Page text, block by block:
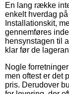
En lang række
enkelt hverdag
Installationskit,
gennemføres
hensynstagen til
klar før de
Nogle
men oftest er det
pris. Derudover